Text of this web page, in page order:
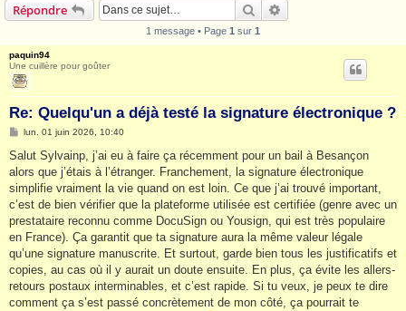
Répondre Rechercher
1 message • Page 1 sur 1
paquin94
Une cuillère pour goûter
Re: Quelqu'un a déjà testé la signature électronique ?
M
s
a
g
lun. 01 juin 2026, 10:40
Salut Sylvainp, j’ai eu à faire ça récemment pour un bail à Besançon
alors que j’étais à l’étranger. Franchement, la signature électronique
simplifie vraiment la vie quand on est loin. Ce que j’ai trouvé important,
c’est de bien vérifier que la plateforme utilisée est certifiée (genre avec un
prestataire reconnu comme DocuSign ou Yousign, qui est très populaire
en France). Ça garantit que ta signature aura la même valeur légale
qu’une signature manuscrite. Et surtout, garde bien tous les justificatifs et
copies, au cas où il y aurait un doute ensuite. En plus, ça évite les allers-
retours postaux interminables, et c’est rapide. Si tu veux, je peux te dire
comment ça s’est passé concrètement de mon côté, ça pourrait te